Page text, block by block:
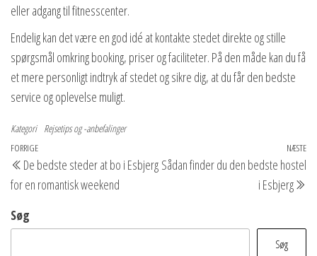
eller adgang til fitnesscenter.
Endelig kan det være en god idé at kontakte stedet direkte og stille
spørgsmål omkring booking, priser og faciliteter. På den måde kan du få
et mere personligt indtryk af stedet og sikre dig, at du får den bedste
service og oplevelse muligt.
Kategori Rejsetips og -anbefalinger
Indlægsnavigation
Forrige
indlæg
FORRIGE
De bedste steder at bo i Esbjerg
for en romantisk weekend
NÆSTE
Sådan finder du den bedste hostel
i Esbjerg
Søg
Søg